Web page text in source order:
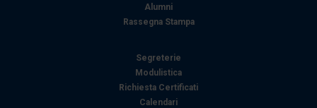
Alumni
Rassegna Stampa
Segreterie
Modulistica
Richiesta Certificati
Calendari